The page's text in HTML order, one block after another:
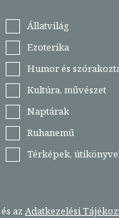
Állatvilág
Ezoterika
Humor és
Kultúra, művészet
Naptárak
Ruhanemű
Térképek,
és az Adatkezelési